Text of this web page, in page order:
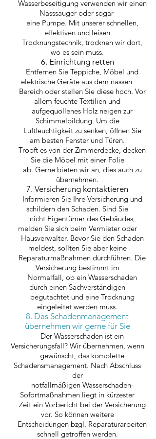
Wasserbeseitigung verwenden wir einen
Nasssauger oder sogar
eine Pumpe. Mit unserer schnellen,
effektiven und leisen
Trocknungstechnik, trocknen wir dort,
wo es sein muss.
6. Einrichtung retten
Entfernen Sie Teppiche, Möbel und
elektrische Geräte aus dem nassen
Bereich oder stellen Sie diese hoch. Vor
allem feuchte Textilien und
aufgequollenes Holz neigen zur
Schimmelbildung. Um die
Luftfeuchtigkeit zu senken, öffnen Sie
am besten Fenster und Türen.
Tropft es von der Zimmerdecke, decken
Sie die Möbel mit einer Folie
ab. Gerne bieten wir an, dies auch zu
übernehmen.
7. Versicherung kontaktieren
Informieren Sie Ihre Versicherung und
schildern den Schaden. Sind Sie
nicht Eigentümer des Gebäudes,
melden Sie sich beim Vermieter oder
Hausverwalter. Bevor Sie den Schaden
meldest, sollten Sie aber keine
Reparaturmaßnahmen durchführen. Die
Versicherung bestimmt im
Normalfall, ob ein Wasserschaden
durch einen Sachverständigen
begutachtet und eine Trocknung
eingeleitet werden muss.
8. Das Schadenmanagement
übernehmen wir gerne für Sie
Der Wasserschaden ist ein
Versicherungsfall? Wir übernehmen, wenn
gewünscht, das komplette
Schadensmanagement. Nach Abschluss
der
notfallmäßigen Wasserschaden-
Sofortmaßnahmen liegt in kürzester
Zeit ein Vorbericht bei der Versicherung
vor. So können weitere
Entscheidungen bzgl. Reparaturarbeiten
schnell getroffen werden.